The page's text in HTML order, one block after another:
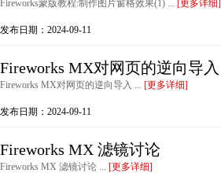
Fireworks蒙版教程:制作图片窗格效果(1) ... [更多详细]
发布日期：2024-09-11
Fireworks MX对网页的逆向导入
Fireworks MX对网页的逆向导入 ... [更多详细]
发布日期：2024-09-11
Fireworks MX 滤镜讨论
Fireworks MX 滤镜讨论 ... [更多详细]